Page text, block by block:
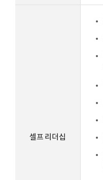
셀프 리더십